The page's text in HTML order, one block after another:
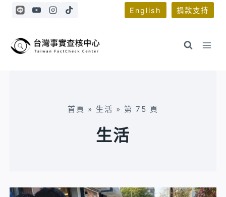
Skip
English 捐款支持
首頁 » 生活 » 第 75 頁
生活